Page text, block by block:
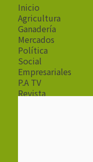
Inicio
Agricultura
Ganadería
Mercados
Política
Social
Empresariales
P.A TV
Revista